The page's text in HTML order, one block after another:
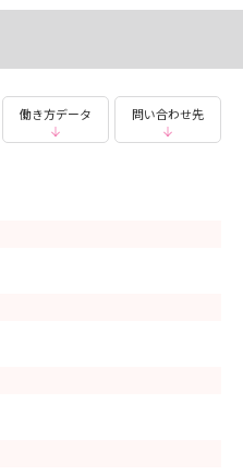
働き方データ 問い合わせ先